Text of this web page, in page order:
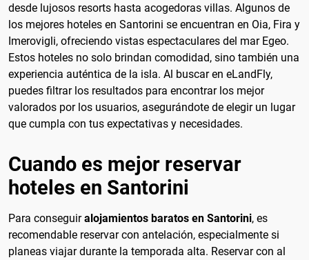
desde lujosos resorts hasta acogedoras villas. Algunos de
los mejores hoteles en Santorini se encuentran en Oia, Fira y
Imerovigli, ofreciendo vistas espectaculares del mar Egeo.
Estos hoteles no solo brindan comodidad, sino también una
experiencia auténtica de la isla. Al buscar en eLandFly,
puedes filtrar los resultados para encontrar los mejor
valorados por los usuarios, asegurándote de elegir un lugar
que cumpla con tus expectativas y necesidades.
Cuando es mejor reservar
hoteles en Santorini
Para conseguiralojamientos baratos en Santorini, es
recomendable reservar con antelación, especialmente si
planeas viajar durante la temporada alta. Reservar con al